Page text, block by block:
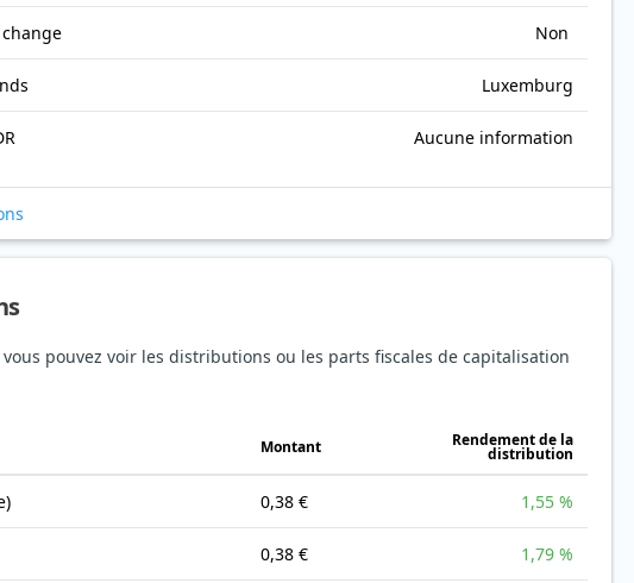
Non
Luxemburg
Aucune information
pouvez voir les distributions ou les parts fiscales de capitalisation
Montant Rendement de la
distribution
0,38 € 1,55 %
0,38 € 1,79 %